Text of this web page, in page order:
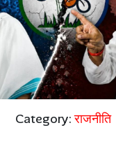
Category:राजनीति